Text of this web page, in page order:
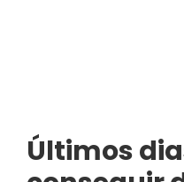
Últimos